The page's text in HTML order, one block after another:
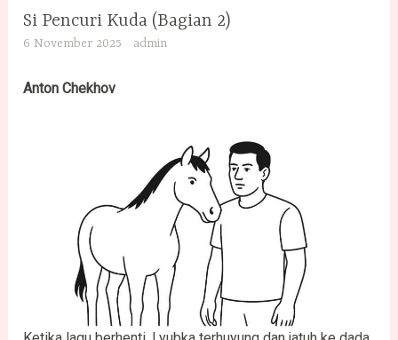
Si Pencuri Kuda (Bagian 2)
6 November 2025 admin
Anton Chekhov